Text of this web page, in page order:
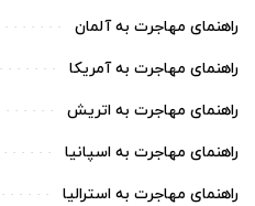
راهنمای مهاجرت به آلمان
راهنمای مهاجرت به آمریکا
راهنمای مهاجرت به اتریش
راهنمای مهاجرت به اسپانیا
راهنمای مهاجرت به استرالیا